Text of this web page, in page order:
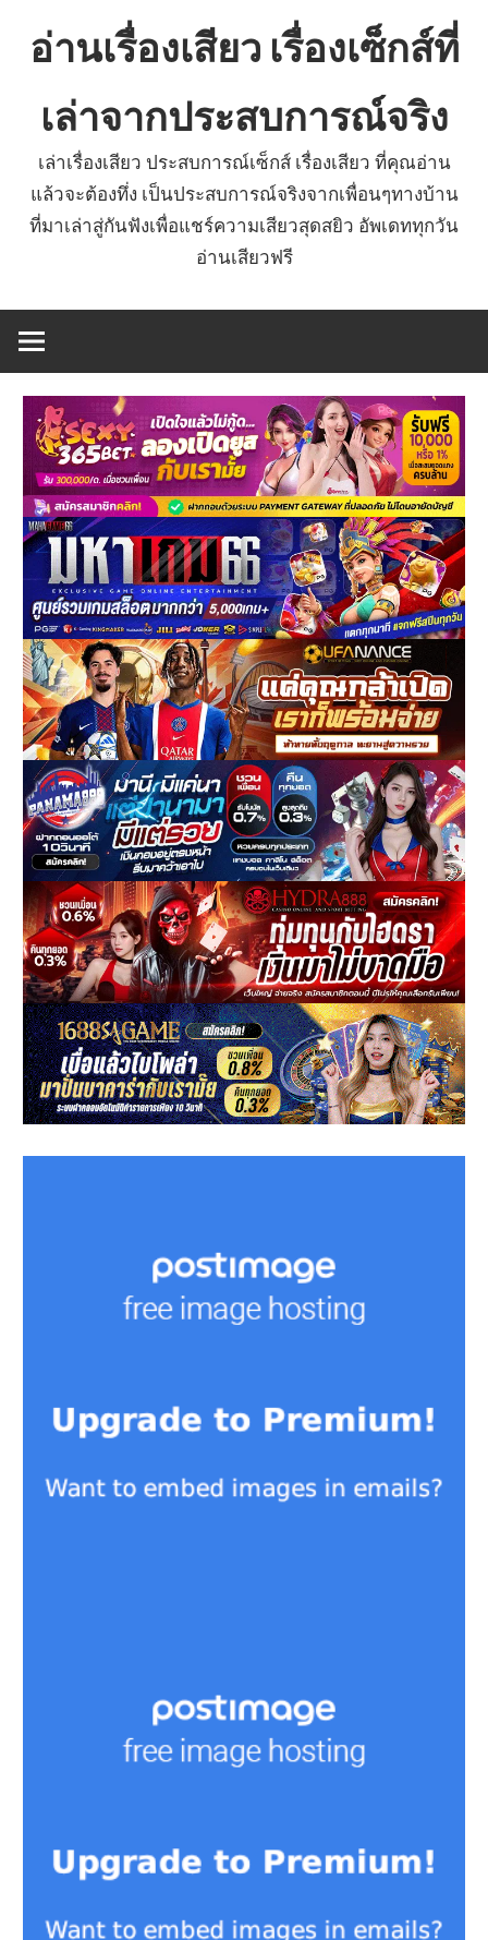
อ่านเรื่องเสียว เรื่องเซ็กส์ที่
เล่าจากประสบการณ์จริง
เล่าเรื่องเสียว ประสบการณ์เซ็กส์ เรื่องเสียว ที่คุณอ่าน
แล้วจะต้องทึ่ง เป็นประสบการณ์จริงจากเพื่อนๆทางบ้าน
ที่มาเล่าสู่กันฟังเพื่อแชร์ความเสียวสุดสยิว อัพเดททุกวัน
อ่านเสียวฟรี